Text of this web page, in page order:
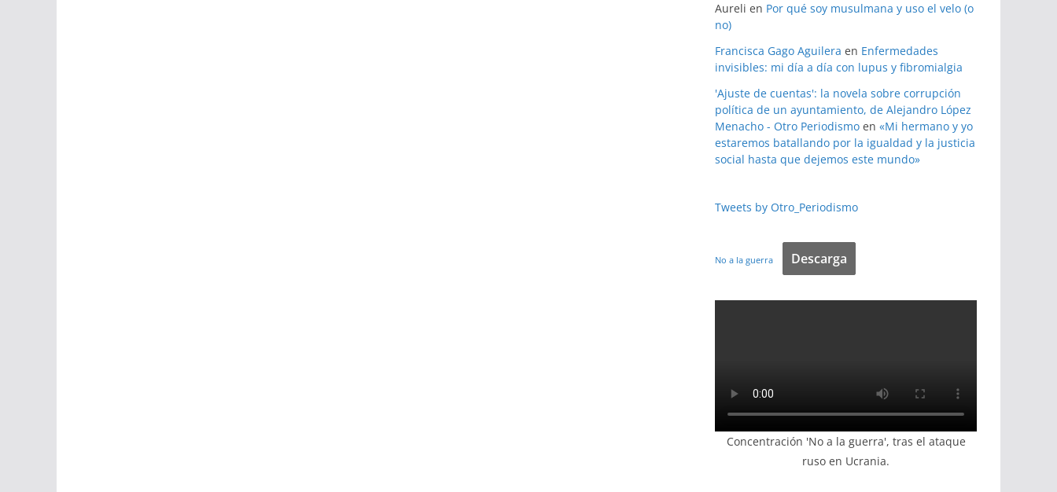
Aureli en Por qué soy musulmana y uso el velo (o
no)
Francisca Gago Aguilera en Enfermedades
invisibles: mi día a día con lupus y fibromialgia
'Ajuste de cuentas': la novela sobre corrupción
política de un ayuntamiento, de Alejandro López
Menacho - Otro Periodismo en «Mi hermano y yo
estaremos batallando por la igualdad y la justicia
social hasta que dejemos este mundo»
Tweets by Otro_Periodismo
No a la guerra Descarga
Concentración 'No a la guerra', tras el ataque
ruso en Ucrania.